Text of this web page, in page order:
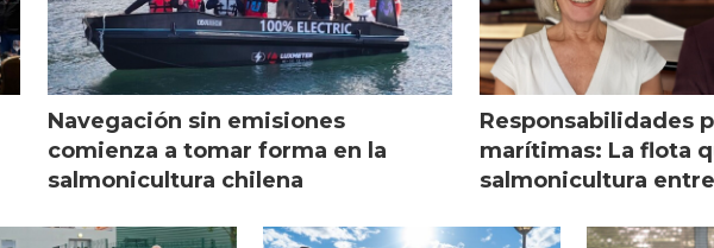
Navegación sin emisiones
comienza a tomar forma en la
salmonicultura chilena
Responsabilidades
marítimas: La flota
salmonicultura